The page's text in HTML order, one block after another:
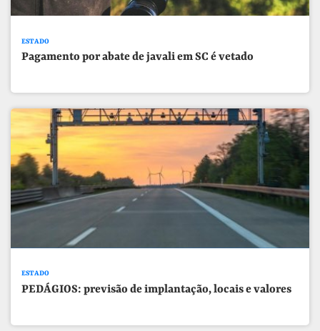
ESTADO
Pagamento por abate de javali em SC é vetado
ESTADO
PEDÁGIOS: previsão de implantação, locais e valores